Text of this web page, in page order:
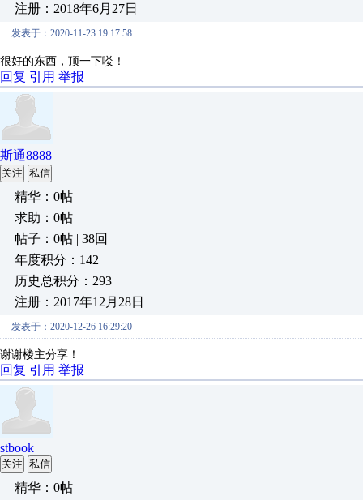
注册：2018年6月27日
发表于：2020-11-23 19:17:58
很好的东西，顶一下喽！
回复 引用 举报
斯通8888
关注 私信
精华：0帖
求助：0帖
帖子：0帖 | 38回
年度积分：142
历史总积分：293
注册：2017年12月28日
发表于：2020-12-26 16:29:20
谢谢楼主分享！
回复 引用 举报
stbook
关注 私信
精华：0帖